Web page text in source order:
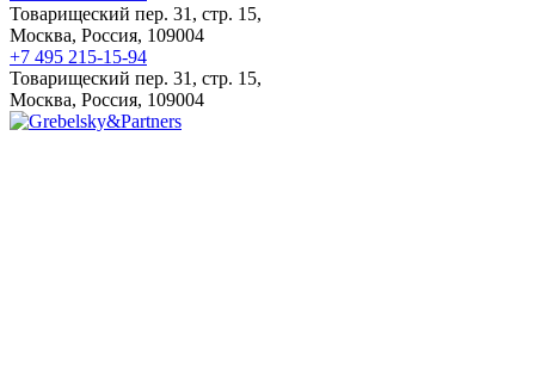
Товарищеский пер. 31, стр. 15,
Москва, Россия, 109004
+7 495 215-15-94
Товарищеский пер. 31, стр. 15,
Москва, Россия, 109004